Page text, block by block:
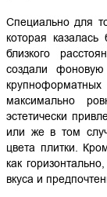
Специально для
которая
близкого
создали
максимально
эстетически
или же в том
цвета плитки.
как
вкуса и